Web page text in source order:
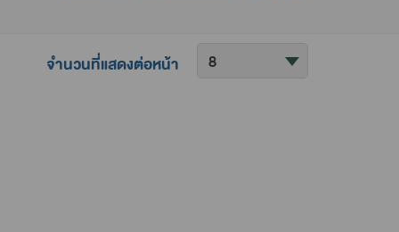
จำนวนที่แสดงต่อหน้า